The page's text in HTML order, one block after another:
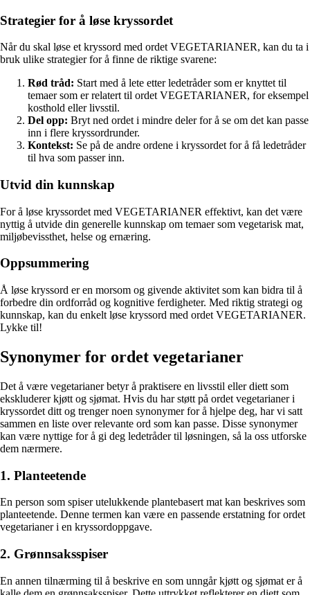
Strategier for å løse kryssordet
Når du skal løse et kryssord med ordet VEGETARIANER, kan du ta i
bruk ulike strategier for å finne de riktige svarene:
Rød tråd: Start med å lete etter ledetråder som er knyttet til
temaer som er relatert til ordet VEGETARIANER, for eksempel
kosthold eller livsstil.
Del opp: Bryt ned ordet i mindre deler for å se om det kan passe
inn i flere kryssordrunder.
Kontekst: Se på de andre ordene i kryssordet for å få ledetråder
til hva som passer inn.
Utvid din kunnskap
For å løse kryssordet med VEGETARIANER effektivt, kan det være
nyttig å utvide din generelle kunnskap om temaer som vegetarisk mat,
miljøbevissthet, helse og ernæring.
Oppsummering
Å løse kryssord er en morsom og givende aktivitet som kan bidra til å
forbedre din ordforråd og kognitive ferdigheter. Med riktig strategi og
kunnskap, kan du enkelt løse kryssord med ordet VEGETARIANER.
Lykke til!
Synonymer for ordet vegetarianer
Det å være vegetarianer betyr å praktisere en livsstil eller diett som
ekskluderer kjøtt og sjømat. Hvis du har støtt på ordet vegetarianer i
kryssordet ditt og trenger noen synonymer for å hjelpe deg, har vi satt
sammen en liste over relevante ord som kan passe. Disse synonymer
kan være nyttige for å gi deg ledetråder til løsningen, så la oss utforske
dem nærmere.
1. Planteetende
En person som spiser utelukkende plantebasert mat kan beskrives som
planteetende. Denne termen kan være en passende erstatning for ordet
vegetarianer i en kryssordoppgave.
2. Grønnsaksspiser
En annen tilnærming til å beskrive en som unngår kjøtt og sjømat er å